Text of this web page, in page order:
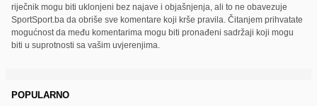
riječnik mogu biti uklonjeni bez najave i objašnjenja, ali to ne obavezuje
SportSport.ba da obriše sve komentare koji krše pravila. Čitanjem prihvatate
mogućnost da među komentarima mogu biti pronađeni sadržaji koji mogu
biti u suprotnosti sa vašim uvjerenjima.
POPULARNO